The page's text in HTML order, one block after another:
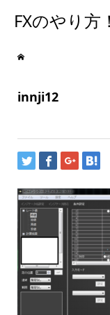
FXのやり方
300PIPSを
【メンタル
innji12